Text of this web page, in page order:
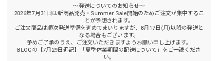
～発送についてのお知らせ～
2026年7月31日は新商品発売・Summer Sale開始のためご注文が集中するこ
とが予想されます。
ご注文商品は順次発送準備を進めてまいりますが、8月17日(月)以降の発送と
なる場合もございます。
予めご了承のうえ、ご注文いただきますようお願い申し上げます。
BLOGの【7月29日追記】「夏季休業期間の配送について」をご一読くださ
い。